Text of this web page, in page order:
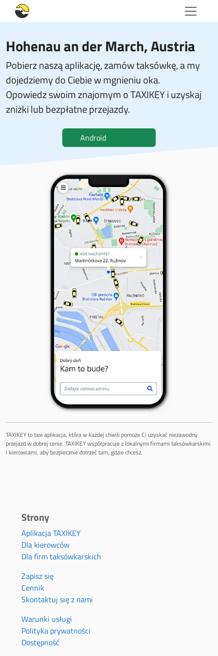
Hohenau an der March, Austria
Pobierz naszą aplikację, zamów taksówkę, a my
dojedziemy do Ciebie w mgnieniu oka.
Opowiedz swoim znajomym o TAXIKEY i uzyskaj
zniżki lub bezpłatne przejazdy.
Android
TAXIKEY to taxi aplikacja, która w każdej chwili pomoże Ci uzyskać niezawodny
przejazd w dobrej cenie. TAXIKEY współpracuje z lokalnymi firmami taksówkarskimi
i kierowcami, aby bezpiecznie dotrzeć tam, gdzie chcesz.
Strony
Aplikacja TAXIKEY
Dla kierowców
Dla firm taksówkarskich
Zapisz się
Cennik
Skontaktuj się z nami
Warunki usługi
Polityka prywatności
Dostępność